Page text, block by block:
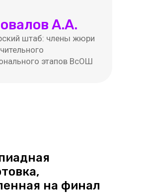
А.А.
штаб: члены жюри
этапов ВсОШ
на финал